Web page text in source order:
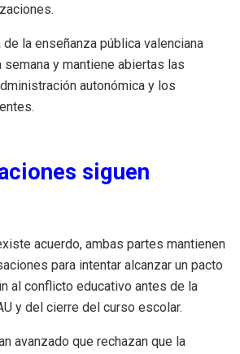
de la enseñanza pública valenciana
semana y mantiene abiertas las
autonómica y los
siguen
acuerdo, ambas partes mantienen
para intentar alcanzar un pacto
al conflicto educativo antes de la
y del cierre del curso escolar.
avanzado que rechazan que la